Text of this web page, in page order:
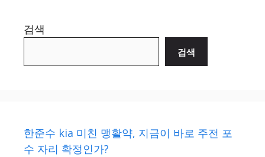
검색
검색
한준수 kia 미친 맹활약, 지금이 바로 주전 포
수 자리 확정인가?